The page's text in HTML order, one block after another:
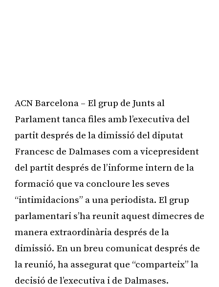
ACN Barcelona – El grup de Junts al
Parlament tanca files amb l’executiva del
partit després de la dimissió del diputat
Francesc de Dalmases com a vicepresident
del partit després de l’informe intern de la
formació que va concloure les seves
“intimidacions” a una periodista. El grup
parlamentari s’ha reunit aquest dimecres de
manera extraordinària després de la
dimissió. En un breu comunicat després de
la reunió, ha assegurat que “comparteix” la
decisió de l’executiva i de Dalmases.